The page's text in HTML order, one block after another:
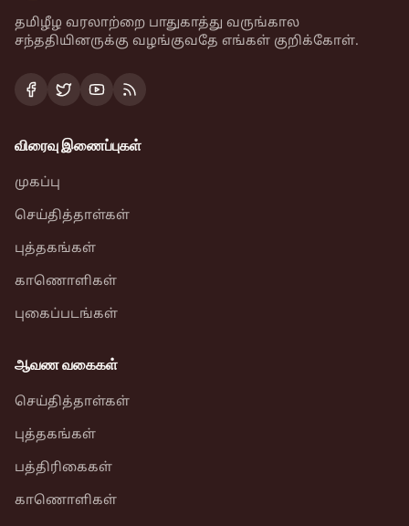
தமிழீழ வரலாற்றை பாதுகாத்து வருங்கால
சந்ததியினருக்கு வழங்குவதே எங்கள் குறிக்கோள்.
விரைவு இணைப்புகள்
முகப்பு
செய்தித்தாள்கள்
புத்தகங்கள்
காணொளிகள்
புகைப்படங்கள்
ஆவண வகைகள்
செய்தித்தாள்கள்
புத்தகங்கள்
பத்திரிகைகள்
காணொளிகள்